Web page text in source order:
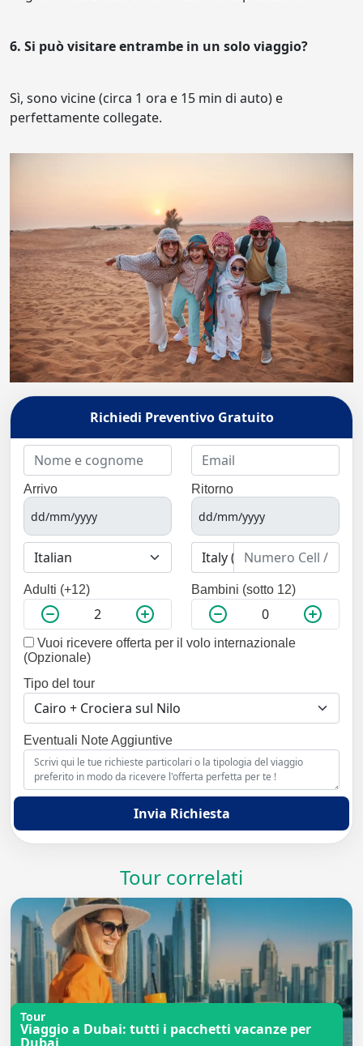
6. Si può visitare entrambe in un solo viaggio?
Sì, sono vicine (circa 1 ora e 15 min di auto) e
perfettamente collegate.
Richiedi Preventivo Gratuito
Arrivo Ritorno
Adulti (+12) Bambini (sotto 12)
Vuoi ricevere offerta per il volo internazionale
(Opzionale)
Tipo del tour
Eventuali Note Aggiuntive
Invia Richiesta
Tour correlati
Tour
Viaggio a Dubai: tutti i pacchetti vacanze per